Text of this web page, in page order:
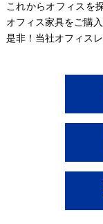
これからオフィスを
オフィス家具をご購入
是非！当社オフィス